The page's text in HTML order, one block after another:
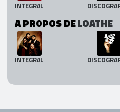
INTEGRAL
A PROPOS DELOATHE
INTEGRAL